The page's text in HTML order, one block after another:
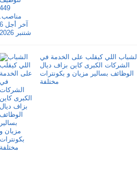
الشباب اللي كيقلب على الخدمة في
الشركات الكبرى كاين بزاف ديال
الوظائف بسالير مزيان و بكونترات
مختلفة